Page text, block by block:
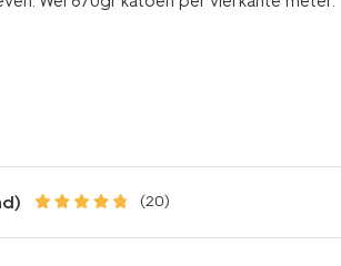
(20)